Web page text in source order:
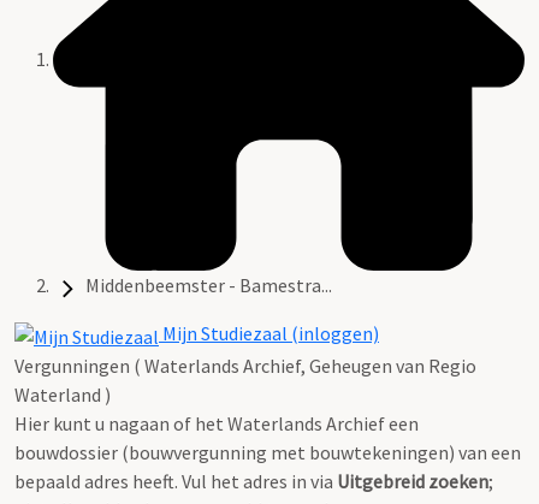
Middenbeemster - Bamestra...
Mijn Studiezaal (inloggen)
Vergunningen ( Waterlands Archief, Geheugen van Regio
Waterland )
Hier kunt u nagaan of het Waterlands Archief een
bouwdossier (bouwvergunning met bouwtekeningen) van een
bepaald adres heeft. Vul het adres in via Uitgebreid zoeken;